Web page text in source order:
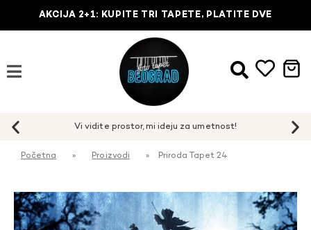
AKCIJA 2+1: KUPITE TRI TAPETE, PLATITE DVE
Početna » Proizvodi » Priroda Tapet 24